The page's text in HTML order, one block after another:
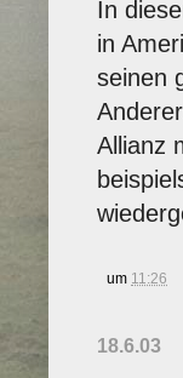
In
in
seinen
Allianz
um 11:26
18.6.03